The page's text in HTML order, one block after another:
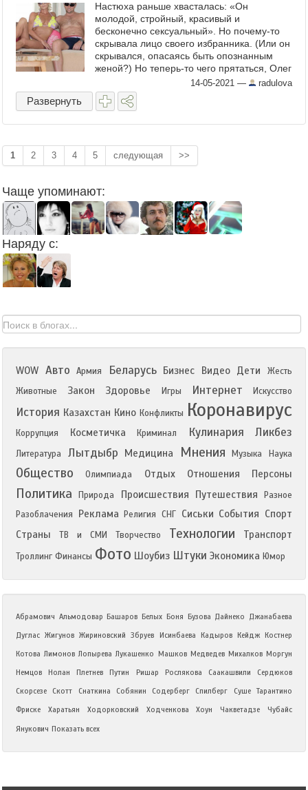
Настюха раньше хвасталась: «Он
молодой, стройный, красивый и
бесконечно сексуальный». Но почему-то
скрывала лицо своего избранника. (Или он
скрывался, опасаясь быть опознанным
женой?) Но теперь-то чего прятаться, Олег
Утенков? Зря отворачивался,
демонстрируя спортивную спину. Вот ...
14-05-2021 — radulova
Развернуть
1 2 3 4 5 следующая >>
Чаще упоминают:
Наряду с:
WOW Авто Армия Беларусь Бизнес Видео Дети
Жесть
Животные
Закон Здоровье Игры Интернет Искусство
История Казахстан Кино Конфликты Коронавирус
Коррупция Косметичка Криминал Кулинария Ликбез
Литература Лытдыбр Медицина Мнения Музыка Наука
Общество Олимпиада Отдых Отношения Персоны
Политика Природа Происшествия Путешествия
Разное
Разоблачения
Реклама Религия СНГ Сиськи События Спорт
Страны
ТВ и СМИ Творчество Технологии Транспорт
Троллинг Финансы Фото Шоубиз Штуки Экономика Юмор
Абрамович Альмодовар Башаров Белых Боня Бузова Дайнеко Джанабаева
Дуглас Жигунов Жириновский Збруев Исинбаева Кадыров Кейдж Костнер
Котова Лимонов Лопырева Лукашенко Машков Медведев Михалков Моргун
Немцов
Нолан Плетнев Путин Ришар Рослякова Саакашвили
Сердюков
Скорсезе
Скотт Снаткина Собянин Содерберг Спилберг Суше Тарантино
Фриске
Харатьян Ходорковский Ходченкова Хоун Чакветадзе
Чубайс
Янукович Показать всех